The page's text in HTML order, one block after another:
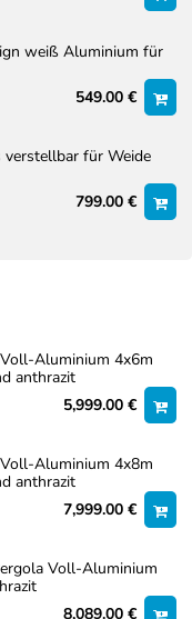
wollen,
Situation vor Ort
Zubehör,
berücksichtigt.
nichts kümmern
in Betrieb
für einen
jederzeit
Angebot
weiß Aluminium für
549.00 €
für Weide
799.00 €
Aluminium 4x6m
anthrazit
5,999.00 €
Aluminium 4x8m
anthrazit
7,999.00 €
Voll-Aluminium
8,089.00 €